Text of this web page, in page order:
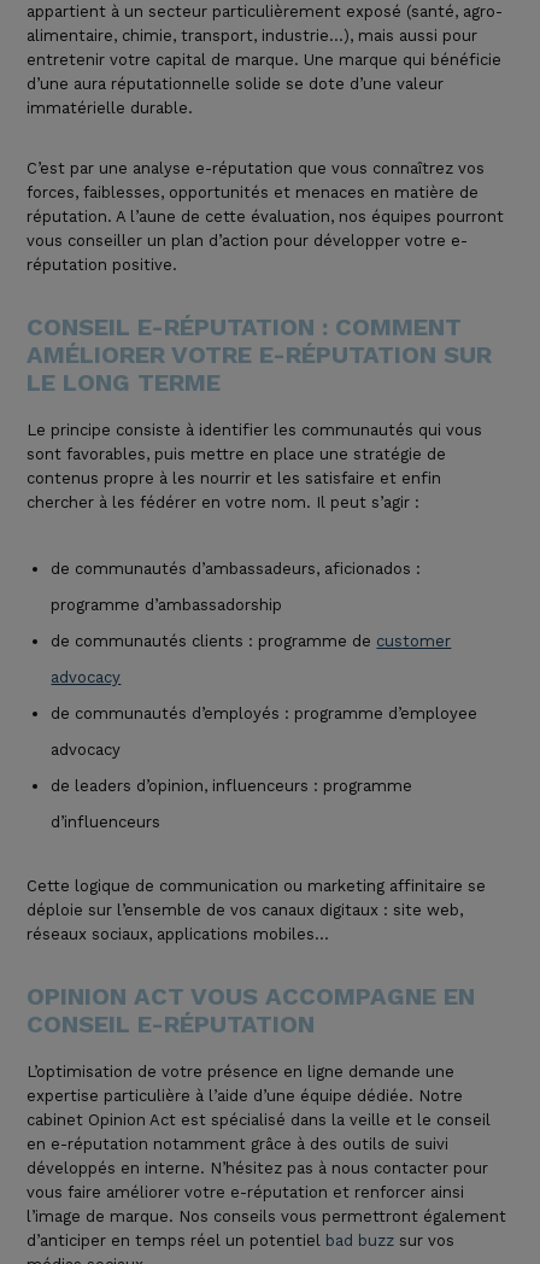
appartient à un secteur particulièrement exposé (santé, agro-
alimentaire, chimie, transport, industrie…), mais aussi pour
entretenir votre capital de marque. Une marque qui bénéficie
d’une aura réputationnelle solide se dote d’une valeur
immatérielle durable.
C’est par une analyse e-réputation que vous connaîtrez vos
forces, faiblesses, opportunités et menaces en matière de
réputation. A l’aune de cette évaluation, nos équipes pourront
vous conseiller un plan d’action pour développer votre e-
réputation positive.
CONSEIL E-RÉPUTATION : COMMENT
AMÉLIORER VOTRE E-RÉPUTATION SUR
LE LONG TERME
Le principe consiste à identifier les communautés qui vous
sont favorables, puis mettre en place une stratégie de
contenus propre à les nourrir et les satisfaire et enfin
chercher à les fédérer en votre nom. Il peut s’agir :
de communautés d’ambassadeurs, aficionados :
programme d’ambassadorship
de communautés clients : programme de customer
advocacy
de communautés d’employés : programme d’employee
advocacy
de leaders d’opinion, influenceurs : programme
d’influenceurs
Cette logique de communication ou marketing affinitaire se
déploie sur l’ensemble de vos canaux digitaux : site web,
réseaux sociaux, applications mobiles…
OPINION ACT VOUS ACCOMPAGNE EN
CONSEIL E-RÉPUTATION
L’optimisation de votre présence en ligne demande une
expertise particulière à l’aide d’une équipe dédiée. Notre
cabinet Opinion Act est spécialisé dans la veille et le conseil
en e-réputation notamment grâce à des outils de suivi
développés en interne. N’hésitez pas à nous contacter pour
vous faire améliorer votre e-réputation et renforcer ainsi
l’image de marque. Nos conseils vous permettront également
d’anticiper en temps réel un potentiel
bad buzz sur vos